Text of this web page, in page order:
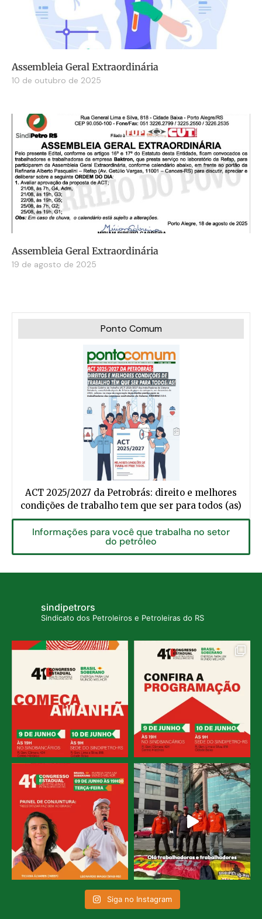
Assembleia Geral Extraordinária
10 de outubro de 2025
Assembleia Geral Extraordinária
19 de agosto de 2025
Ponto Comum
ACT 2025/2027 da Petrobrás: direito e melhores
condições de trabalho tem que ser para todos (as)
Informações para você que trabalha no setor
do petróleo
sindipetrors
Sindicato dos Petroleiros e Petroleiras do RS
Siga no Instagram